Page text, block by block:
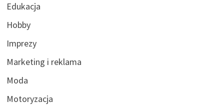
Edukacja
Hobby
Imprezy
Marketing i reklama
Moda
Motoryzacja